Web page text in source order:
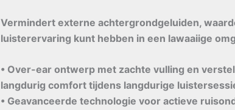
Vermindert externe achtergrondgeluiden,
luisterervaring kunt hebben in een lawaaiige
• Over-ear ontwerp met zachte vulling en
langdurig comfort tijdens langdurige
• Geavanceerde technologie voor actieve